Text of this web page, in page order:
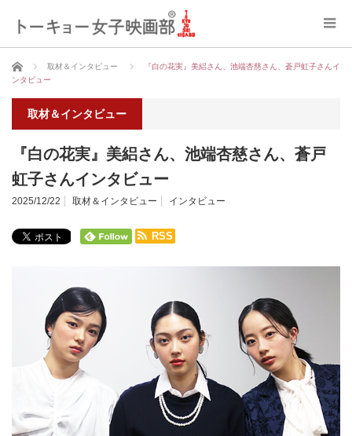
ホーム 取材＆インタビュー
『白の花実』美絽さん、池端杏慈さん、蒼戸虹子さんイ
ンタビュー
取材＆インタビュー
『白の花実』美絽さん、池端杏慈さん、蒼戸
虹子さんインタビュー
2025/12/22 取材＆インタビュー インタビュー
RSS